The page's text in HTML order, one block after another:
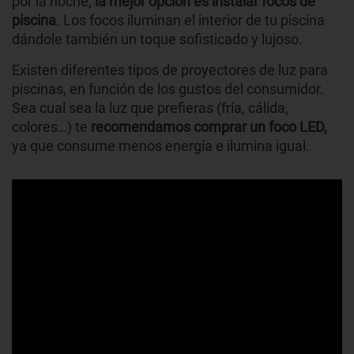
piscina. Los focos iluminan el interior de tu piscina
dándole también un toque sofisticado y lujoso.
Existen diferentes tipos de proyectores de luz para
piscinas, en función de los gustos del consumidor.
Sea cual sea la luz que prefieras (fría, cálida,
colores…) te recomendamos comprar un foco LED,
ya que consume menos energía e ilumina igual.